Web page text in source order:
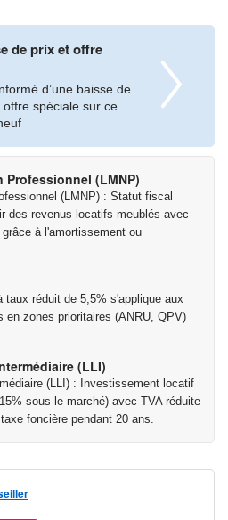
de prix et offre
d’une baisse de
offre spéciale sur ce
Professionnel (LMNP)
(LMNP) : Statut fiscal
des revenus locatifs meublés avec
à l'amortissement ou
taux réduit de 5,5% s'applique aux
en zones prioritaires (ANRU, QPV)
(LLI)
(LLI) : Investissement locatif
sous le marché) avec TVA réduite
foncière pendant 20 ans.